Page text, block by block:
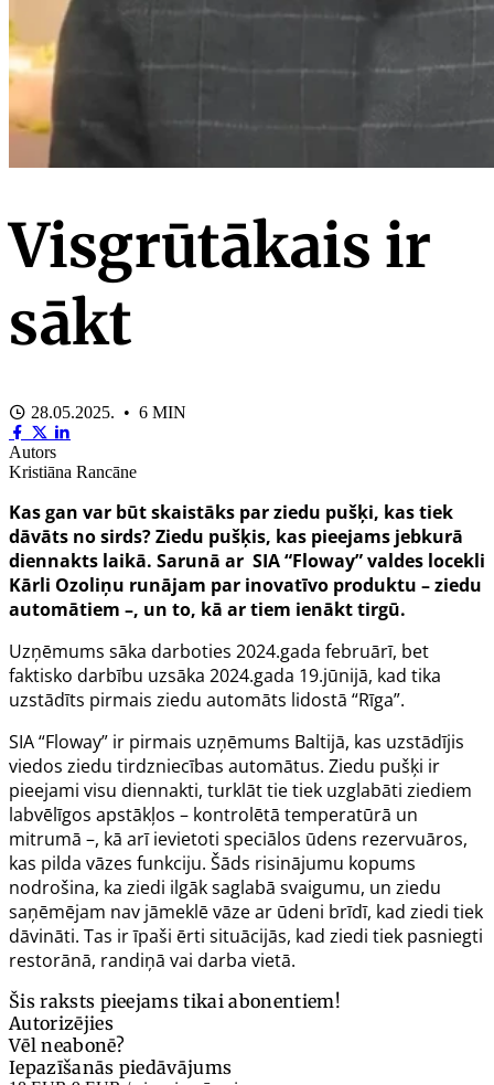
Visgrūtākais ir
sākt
28.05.2025. • 6 MIN
Autors
Kristiāna Rancāne
Kas gan var būt skaistāks par ziedu pušķi, kas tiek
dāvāts no sirds? Ziedu pušķis, kas pieejams jebkurā
diennakts laikā. Sarunā ar SIA “Floway” valdes locekli
Kārli Ozoliņu runājam par inovatīvo produktu – ziedu
automātiem –, un to, kā ar tiem ienākt tirgū.
Uzņēmums sāka darboties 2024.gada februārī, bet
faktisko darbību uzsāka 2024.gada 19.jūnijā, kad tika
uzstādīts pirmais ziedu automāts lidostā “Rīga”.
SIA “Floway” ir pirmais uzņēmums Baltijā, kas uzstādījis
viedos ziedu tirdzniecības automātus. Ziedu pušķi ir
pieejami visu diennakti, turklāt tie tiek uzglabāti ziediem
labvēlīgos apstākļos – kontrolētā temperatūrā un
mitrumā –, kā arī ievietoti speciālos ūdens rezervuāros,
kas pilda vāzes funkciju. Šāds risinājumu kopums
nodrošina, ka ziedi ilgāk saglabā svaigumu, un ziedu
saņēmējam nav jāmeklē vāze ar ūdeni brīdī, kad ziedi tiek
dāvināti. Tas ir īpaši ērti situācijās, kad ziedi tiek pasniegti
restorānā, randiņā vai darba vietā.
Šis raksts pieejams tikai abonentiem!
Autorizējies
Vēl neabonē?
Iepazīšanās piedāvājums